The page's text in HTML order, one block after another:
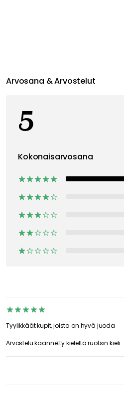
Arvosana & Arvostelut
5
Kokonaisarvosana
Tyylikkäät kupit, joista on hyvä juoda
Arvostelu käännetty kieleltä ruotsin kieli.